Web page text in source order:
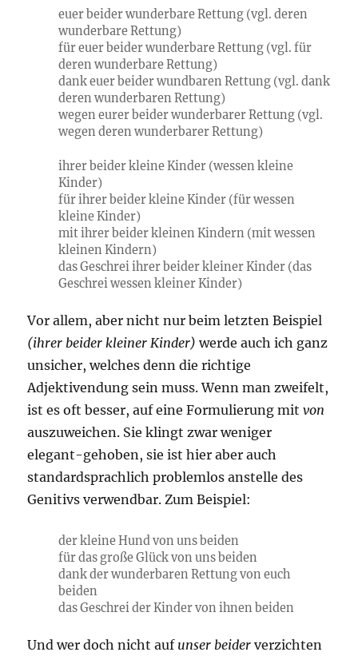
euer beider wunderbare Rettung (vgl. deren
wunderbare Rettung)
für euer beider wunderbare Rettung (vgl. für
deren wunderbare Rettung)
dank euer beider wundbaren Rettung (vgl. dank
deren wunderbaren Rettung)
wegen eurer beider wunderbarer Rettung (vgl.
wegen deren wunderbarer Rettung)
ihrer beider kleine Kinder (wessen kleine
Kinder)
für ihrer beider kleine Kinder (für wessen
kleine Kinder)
mit ihrer beider kleinen Kindern (mit wessen
kleinen Kindern)
das Geschrei ihrer beider kleiner Kinder (das
Geschrei wessen kleiner Kinder)
Vor allem, aber nicht nur beim letzten Beispiel
(ihrer beider kleiner Kinder) werde auch ich ganz
unsicher, welches denn die richtige
Adjektivendung sein muss. Wenn man zweifelt,
ist es oft besser, auf eine Formulierung mitvon
auszuweichen. Sie klingt zwar weniger
elegant-gehoben, sie ist hier aber auch
standardsprachlich problemlos anstelle des
Genitivs verwendbar. Zum Beispiel:
der kleine Hund von uns beiden
für das große Glück von uns beiden
dank der wunderbaren Rettung von euch
beiden
das Geschrei der Kinder von ihnen beiden
Und wer doch nicht auf unser beider verzichten